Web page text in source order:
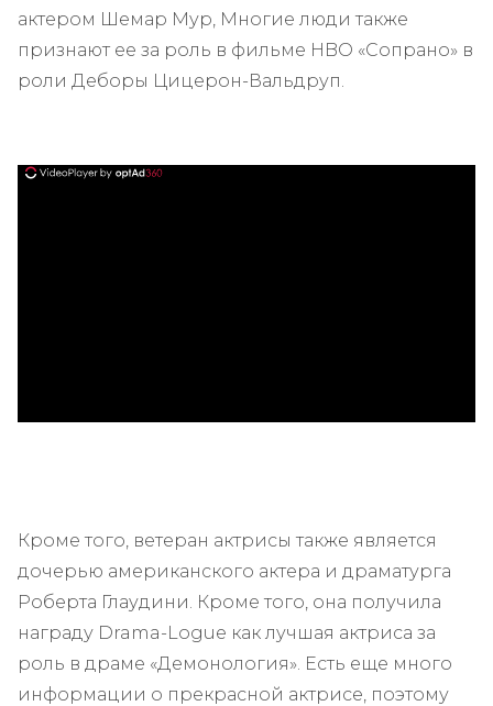
актером Шемар Мур, Многие люди также
признают ее за роль в фильме HBO «Сопрано» в
роли Деборы Цицерон-Вальдруп.
Кроме того, ветеран актрисы также является
дочерью американского актера и драматурга
Роберта Глаудини. Кроме того, она получила
награду Drama-Logue как лучшая актриса за
роль в драме «Демонология». Есть еще много
информации о прекрасной актрисе, поэтому